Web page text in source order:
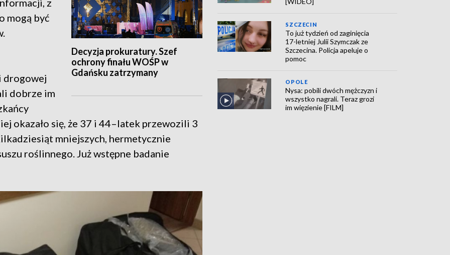
Decyzja prokuratury. Szef
ochrony finału WOŚP w
Gdańsku zatrzymany
mogą być
drogowej
dobrze im
okazało się, że 37 i 44–latek przewozili 3
mniejszych, hermetycznie
roślinnego. Już wstępne badanie
SZCZECIN
To już tydzień od zaginięcia
17-letniej Julii Szymczak ze
Szczecina. Policja apeluje o
pomoc
OPOLE
Nysa: pobili dwóch mężczyzn i
wszystko nagrali. Teraz grozi
im więzienie [FILM]